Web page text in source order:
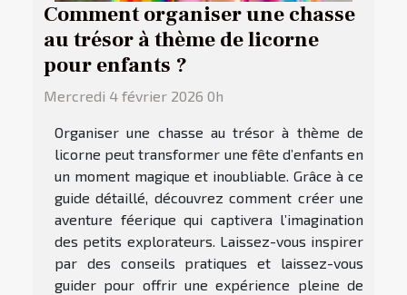
Comment organiser une chasse
au trésor à thème de licorne
pour enfants ?
Mercredi 4 février 2026 0h
Organiser une chasse au trésor à thème de
licorne peut transformer une fête d’enfants en
un moment magique et inoubliable. Grâce à ce
guide détaillé, découvrez comment créer une
aventure féerique qui captivera l’imagination
des petits explorateurs. Laissez-vous inspirer
par des conseils pratiques et laissez-vous
guider pour offrir une expérience pleine de